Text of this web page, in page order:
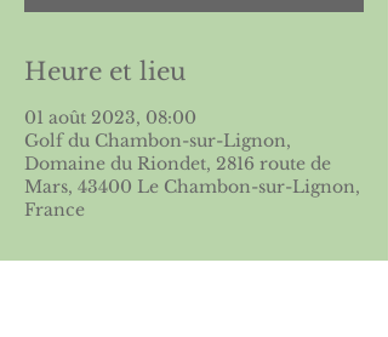
Heure et lieu
01 août 2023, 08:00
Golf du Chambon-sur-Lignon,
Domaine du Riondet, 2816 route de
Mars, 43400 Le Chambon-sur-Lignon,
France